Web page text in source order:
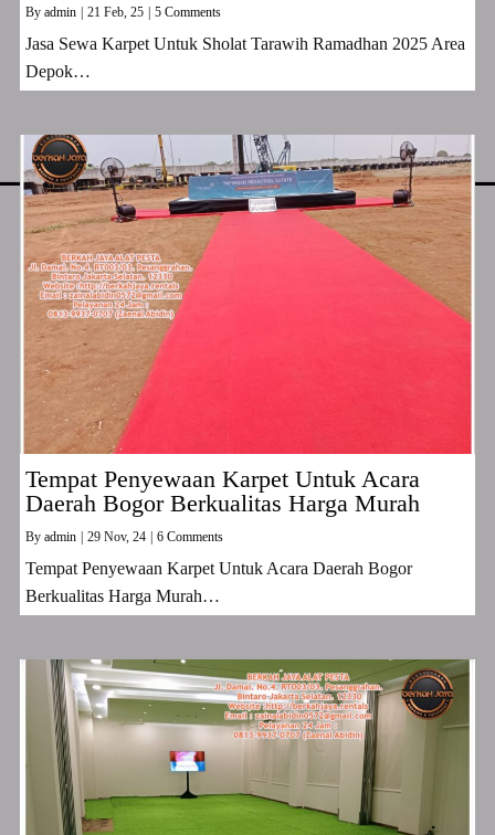
By admin 21 Feb, 25 5 Comments
Jasa Sewa Karpet Untuk Sholat Tarawih Ramadhan 2025 Area
Depok…
Tempat Penyewaan Karpet Untuk Acara
Daerah Bogor Berkualitas Harga Murah
By admin | 29 Nov, 24 | 6 Comments
Tempat Penyewaan Karpet Untuk Acara Daerah Bogor
Berkualitas Harga Murah…